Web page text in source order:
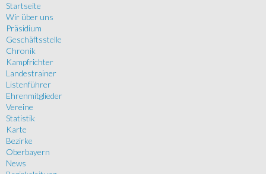
Startseite
Wir über uns
Präsidium
Geschäftsstelle
Chronik
Kampfrichter
Landestrainer
Listenführer
Ehrenmitglieder
Vereine
Statistik
Karte
Bezirke
Oberbayern
News